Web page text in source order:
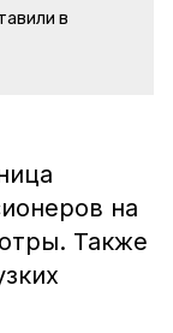
в
на
Также